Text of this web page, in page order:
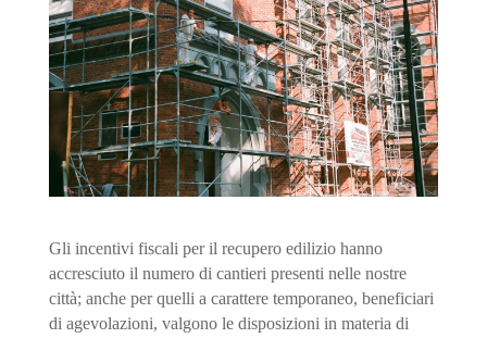
Gli incentivi fiscali per il recupero edilizio hanno
accresciuto il numero di cantieri presenti nelle nostre
città; anche per quelli a carattere temporaneo, beneficiari
di agevolazioni, valgono le disposizioni in materia di